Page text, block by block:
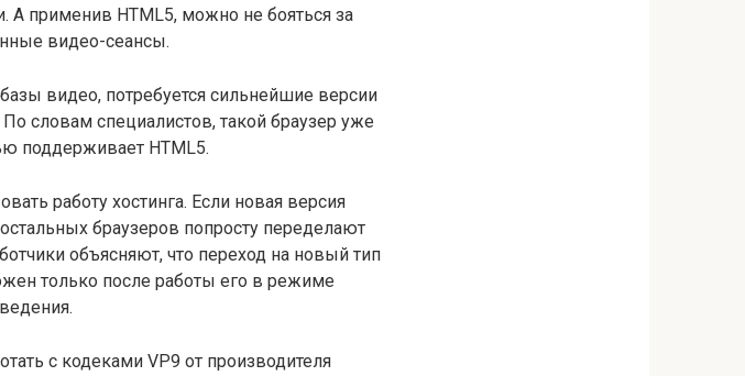
А применив HTML5, можно не бояться за
видео-сеансы.
видео, потребуется сильнейшие версии
словам специалистов, такой браузер уже
поддерживает HTML5.
работу хостинга. Если новая версия
браузеров попросту переделают
объясняют, что переход на новый тип
только после работы его в режиме
с кодеками VP9 от производителя